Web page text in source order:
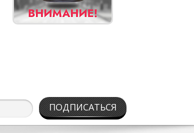
ПОДПИСАТЬСЯ